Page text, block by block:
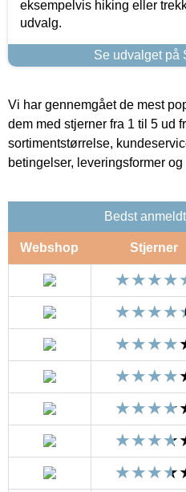
eksempelvis hiking eller
udvalg.
Se udvalget på
Vi har gennemgået de mest
dem med stjerner fra 1 til 5 ud
sortimentstørrelse,
betingelser, leveringsformer
Bedst
Webshop Stjerner